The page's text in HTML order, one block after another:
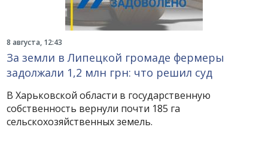
8 августа, 12:43
За земли в Липецкой громаде фермеры
задолжали 1,2 млн грн: что решил суд
В Харьковской области в государственную
собственность вернули почти 185 га
сельскохозяйственных земель.